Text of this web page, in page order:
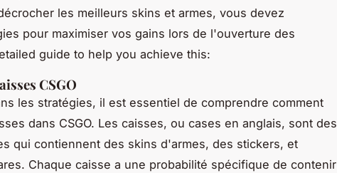
les meilleurs skins et armes, vous devez
pour maximiser vos gains lors de l'ouverture des
guide to help you achieve this:
CSGO
les stratégies, il est essentiel de comprendre comment
dans CSGO. Les caisses, ou cases en anglais, sont des
qui contiennent des skins d'armes, des stickers, et
Chaque caisse a une probabilité spécifique de contenir